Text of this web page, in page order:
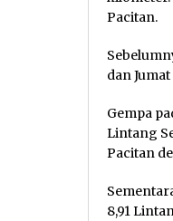
Pacitan.
dan Jumat
Gempa
Lintang
Pacitan
8,91